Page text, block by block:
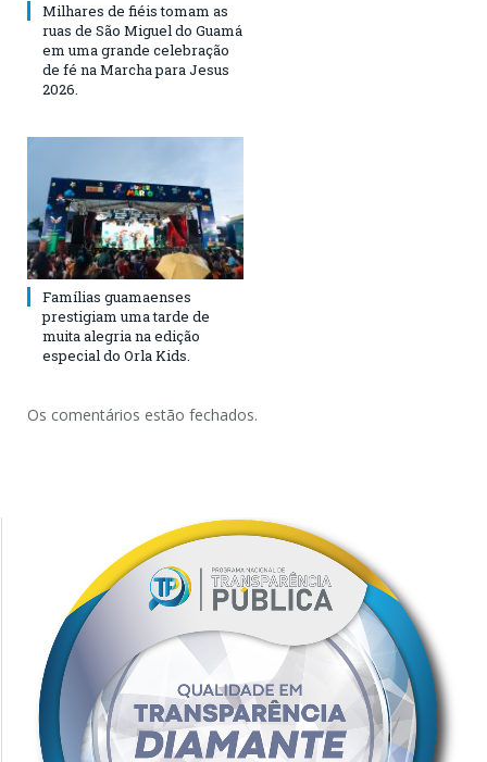
Milhares de fiéis tomam as
ruas de São Miguel do Guamá
em uma grande celebração
de fé na Marcha para Jesus
2026.
Famílias guamaenses
prestigiam uma tarde de
muita alegria na edição
especial do Orla Kids.
Os comentários estão fechados.